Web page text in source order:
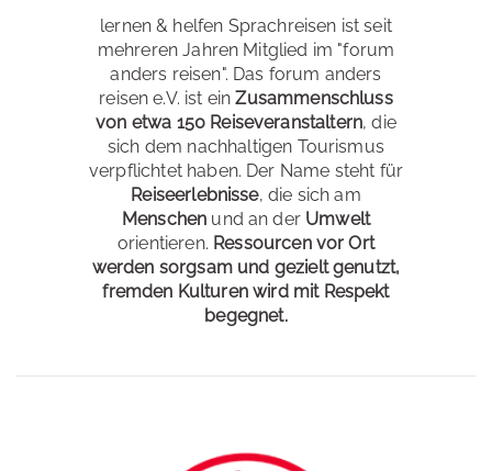
lernen & helfen Sprachreisen ist seit
mehreren Jahren Mitglied im "forum
anders reisen". Das forum anders
reisen e.V. ist einZusammenschluss
von etwa 150 Reiseveranstaltern, die
sich dem nachhaltigen Tourismus
verpflichtet haben. Der Name steht für
Reiseerlebnisse, die sich am
Menschen und an der Umwelt
orientieren. Ressourcen vor Ort
werden sorgsam und gezielt genutzt,
fremden Kulturen wird mit Respekt
begegnet.